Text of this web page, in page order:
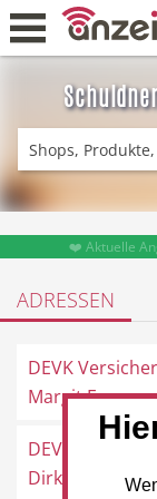
Zurück
Fitness & Sport
DE-News
Restaurant
❤️ Aktuelle
ADRESSEN
DEVK
Margit Esser
DEVK
Dirk Borgstedt